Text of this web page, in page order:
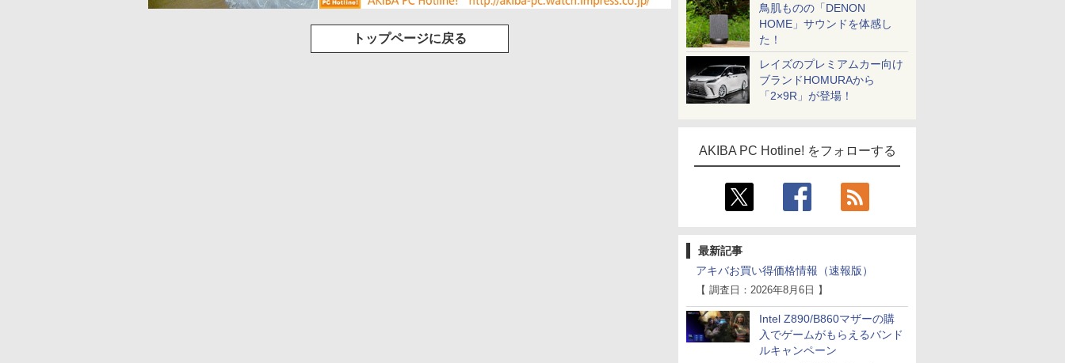
鳥肌ものの「DENON
HOME」サウンドを体感し
た！
レイズのプレミアムカー向け
ブランドHOMURAから
「2×9R」が登場！
AKIBA PC Hotline! をフォローする
最新記事
アキバお買い得価格情報（速報版）
【 調査日：2026年8月6日 】
Intel Z890/B860マザーの購
入でゲームがもらえるバンド
ルキャンペーン
トップページに戻る